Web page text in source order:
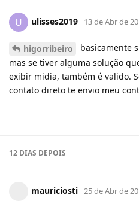
U ulisses2019 13 de Abr de
higorribeiro
basicamente
mas se tiver alguma solução
exibir midia, também é valido.
contato direto te envio meu
12 DIAS DEPOIS
mauriciosti 25 de Abr de